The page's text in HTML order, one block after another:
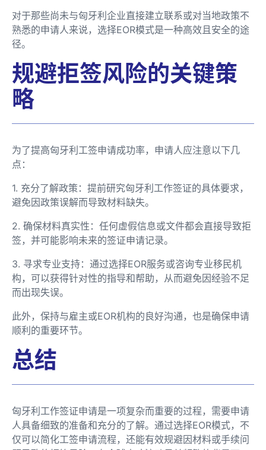
对于那些尚未与匈牙利企业直接建立联系或对当地政策不
熟悉的申请人来说，选择EOR模式是一种高效且安全的途
径。
规避拒签风险的关键策
略
为了提高匈牙利工签申请成功率，申请人应注意以下几
点：
1. 充分了解政策：提前研究匈牙利工作签证的具体要求，
避免因政策误解而导致材料缺失。
2. 确保材料真实性：任何虚假信息或文件都会直接导致拒
签，并可能影响未来的签证申请记录。
3. 寻求专业支持：通过选择EOR服务或咨询专业移民机
构，可以获得针对性的指导和帮助，从而避免因经验不足
而出现失误。
此外，保持与雇主或EOR机构的良好沟通，也是确保申请
顺利的重要环节。
总结
匈牙利工作签证申请是一项复杂而重要的过程，需要申请
人具备细致的准备和充分的了解。通过选择EOR模式，不
仅可以简化工签申请流程，还能有效规避因材料或手续问